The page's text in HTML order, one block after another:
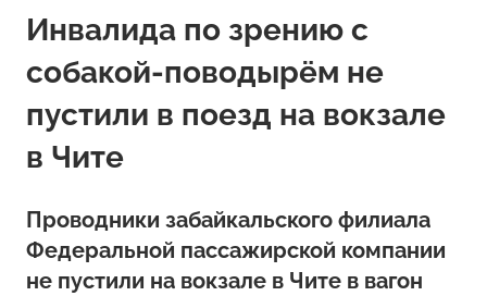
Инвалида по зрению с
собакой-поводырём не
пустили в поезд на вокзале
в Чите
Проводники забайкальского филиала
Федеральной пассажирской компании
не пустили на вокзале в Чите в вагон